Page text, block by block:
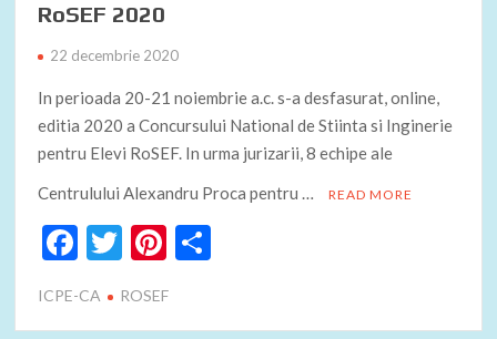
RoSEF 2020
22 decembrie 2020
In perioada 20-21 noiembrie a.c. s-a desfasurat, online,
editia 2020 a Concursului National de Stiinta si Inginerie
pentru Elevi RoSEF. In urma jurizarii, 8 echipe ale
Centrulului Alexandru Proca pentru …
READ MORE
F
e
T
itt
Pi
ICPE-CA ROSEF